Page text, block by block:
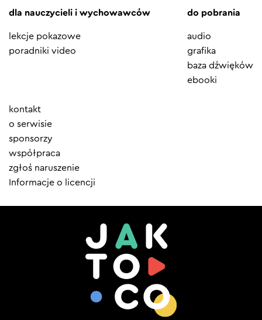
dla nauczycieli i wychowawców
lekcje pokazowe
poradniki video
do pobrania
audio
grafika
baza dźwięków
ebooki
Element
menu
kontakt
o serwisie
sponsorzy
współpraca
zgłoś naruszenie
Informacje o licencji